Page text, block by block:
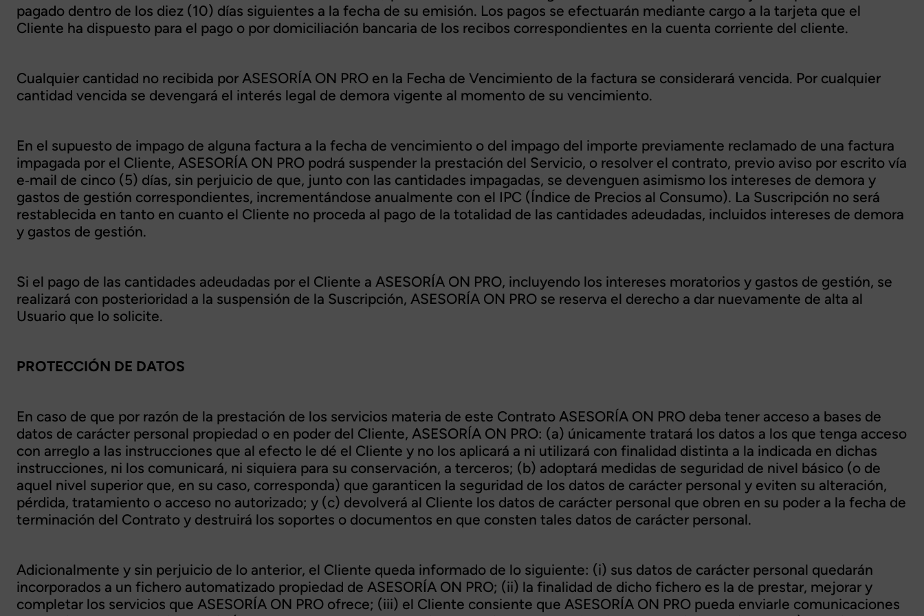
pagado dentro de los diez (10) días siguientes a la fecha de su emisión. Los pagos se efectuarán mediante cargo a la tarjeta que el
Cliente ha dispuesto para el pago o por domiciliación bancaria de los recibos correspondientes en la cuenta corriente del cliente.
Cualquier cantidad no recibida por ASESORÍA ON PRO en la Fecha de Vencimiento de la factura se considerará vencida. Por cualquier
cantidad vencida se devengará el interés legal de demora vigente al momento de su vencimiento.
En el supuesto de impago de alguna factura a la fecha de vencimiento o del impago del importe previamente reclamado de una factura
impagada por el Cliente, ASESORÍA ON PRO podrá suspender la prestación del Servicio, o resolver el contrato, previo aviso por escrito vía
e‐mail de cinco (5) días, sin perjuicio de que, junto con las cantidades impagadas, se devenguen asimismo los intereses de demora y
gastos de gestión correspondientes, incrementándose anualmente con el IPC (Índice de Precios al Consumo). La Suscripción no será
restablecida en tanto en cuanto el Cliente no proceda al pago de la totalidad de las cantidades adeudadas, incluidos intereses de demora
y gastos de gestión.
Si el pago de las cantidades adeudadas por el Cliente a ASESORÍA ON PRO, incluyendo los intereses moratorios y gastos de gestión, se
realizará con posterioridad a la suspensión de la Suscripción, ASESORÍA ON PRO se reserva el derecho a dar nuevamente de alta al
Usuario que lo solicite.
PROTECCIÓN DE DATOS
En caso de que por razón de la prestación de los servicios materia de este Contrato ASESORÍA ON PRO deba tener acceso a bases de
datos de carácter personal propiedad o en poder del Cliente, ASESORÍA ON PRO: (a) únicamente tratará los datos a los que tenga acceso
con arreglo a las instrucciones que al efecto le dé el Cliente y no los aplicará a ni utilizará con finalidad distinta a la indicada en dichas
instrucciones, ni los comunicará, ni siquiera para su conservación, a terceros; (b) adoptará medidas de seguridad de nivel básico (o de
aquel nivel superior que, en su caso, corresponda) que garanticen la seguridad de los datos de carácter personal y eviten su alteración,
pérdida, tratamiento o acceso no autorizado; y (c) devolverá al Cliente los datos de carácter personal que obren en su poder a la fecha de
terminación del Contrato y destruirá los soportes o documentos en que consten tales datos de carácter personal.
Adicionalmente y sin perjuicio de lo anterior, el Cliente queda informado de lo siguiente: (i) sus datos de carácter personal quedarán
incorporados a un fichero automatizado propiedad de ASESORÍA ON PRO; (ii) la finalidad de dicho fichero es la de prestar, mejorar y
completar los servicios que ASESORÍA ON PRO ofrece; (iii) el Cliente consiente que ASESORÍA ON PRO pueda enviarle comunicaciones